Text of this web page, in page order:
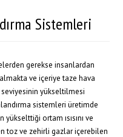
Sistemleri
gerekse insanlardan
ve içeriye taze hava
yükseltilmesi
sistemleri üretimde
ortam ısısını ve
toz ve zehirli gazlar içerebilen